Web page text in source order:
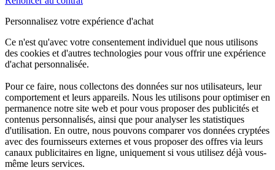
Personnalisez votre expérience d'achat
Ce n'est qu'avec votre consentement individuel que nous utilisons
des cookies et d'autres technologies pour vous offrir une expérience
d'achat personnalisée.
Pour ce faire, nous collectons des données sur nos utilisateurs, leur
comportement et leurs appareils. Nous les utilisons pour optimiser en
permanence notre site web et pour vous proposer des publicités et
contenus personnalisés, ainsi que pour analyser les statistiques
d'utilisation. En outre, nous pouvons comparer vos données cryptées
avec des fournisseurs externes et vous proposer des offres via leurs
canaux publicitaires en ligne, uniquement si vous utilisez déjà vous-
même leurs services.